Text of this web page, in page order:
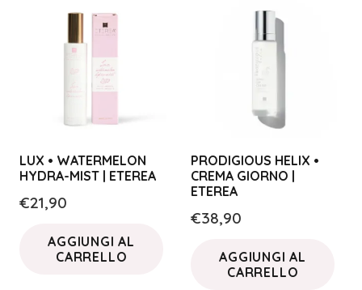
LUX • WATERMELON
HYDRA-MIST | ETEREA
€21,90
AGGIUNGI AL
CARRELLO
PRODIGIOUS HELIX •
CREMA GIORNO |
ETEREA
€38,90
AGGIUNGI AL
CARRELLO